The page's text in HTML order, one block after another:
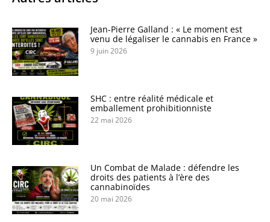
Jean-Pierre Galland : « Le moment est
venu de légaliser le cannabis en France »
9 juin 2026
SHC : entre réalité médicale et
emballement prohibitionniste
22 mai 2026
Un Combat de Malade : défendre les
droits des patients à l’ère des
cannabinoïdes
20 mai 2026